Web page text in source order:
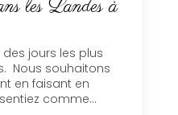
les Landes à
jours les plus
Nous souhaitons
en faisant en
comme...